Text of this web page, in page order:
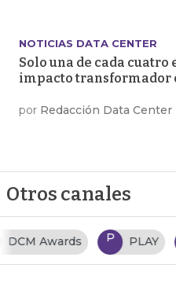
NOTICIAS DATA CENTER
Solo una de cada
impacto transformador
por Redacción Data
Otros canales
P PLAY E